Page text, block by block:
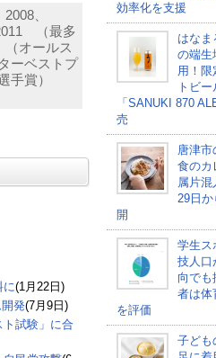
、
（最多
オールス
ーベストプ
手賞）
に(1月22日)
発(7月9日)
試験」に合
効率化を支援
はなま
の端生
用！限
トビー
「SANUKI 870
売
唐津市
食のカ
属片混
29日
開
学生ス
技人口
向でも
者は体
を評価
子ども